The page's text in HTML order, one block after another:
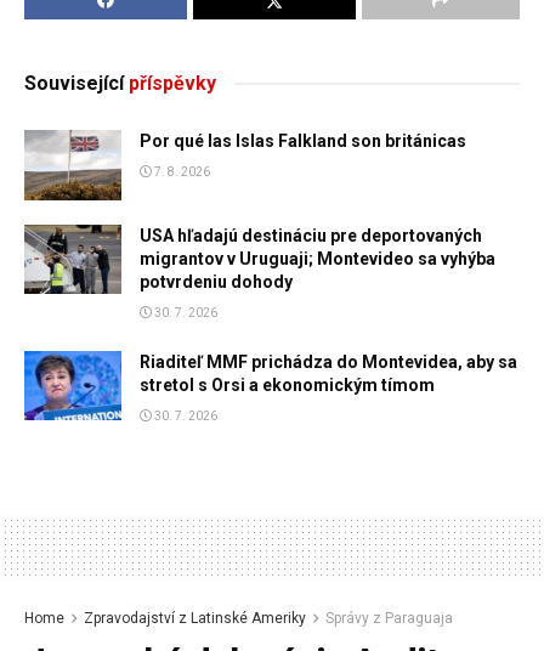
Souvisejícípříspěvky
Por qué las Islas Falkland son británicas
7. 8. 2026
USA hľadajú destináciu pre deportovaných
migrantov v Uruguaji; Montevideo sa vyhýba
potvrdeniu dohody
30. 7. 2026
Riaditeľ MMF prichádza do Montevidea, aby sa
stretol s Orsi a ekonomickým tímom
30. 7. 2026
Home Zpravodajství z Latinské Ameriky Správy z Paraguaja